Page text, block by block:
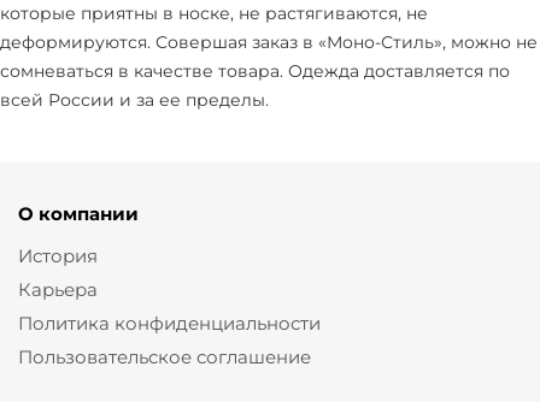
которые приятны в носке, не растягиваются, не
деформируются. Совершая заказ в «Моно-Стиль», можно не
сомневаться в качестве товара. Одежда доставляется по
всей России и за ее пределы.
О компании
История
Карьера
Политика конфиденциальности
Пользовательское соглашение